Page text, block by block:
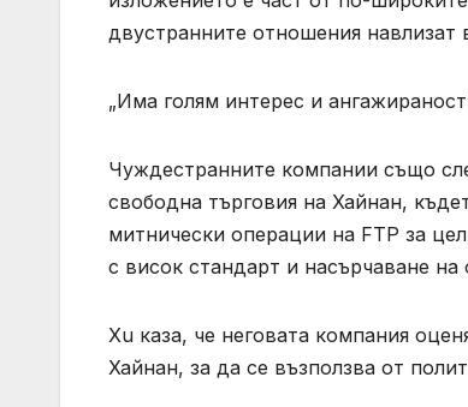
двустранните отношения навлизат
„Има голям интерес и
Чуждестранните компании също
свободна търговия на Хайнан,
митнически операции на FTP за
с висок стандарт и насърчаване
Xu каза, че неговата компания
Хайнан, за да се възползва от